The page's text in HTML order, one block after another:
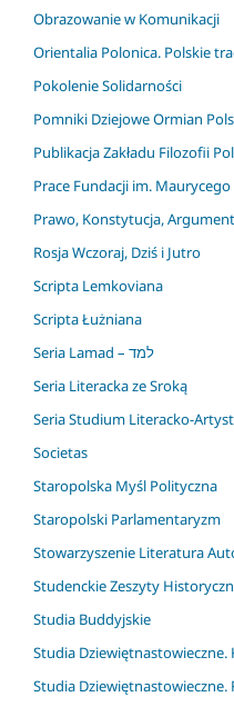
Obrazowanie w Komunikacji
Orientalia Polonica. Polskie
Pokolenie Solidarności
Pomniki Dziejowe Ormian
Publikacja Zakładu Filozofii
Prace Fundacji im.
Prawo, Konstytucja,
Rosja Wczoraj, Dziś i Jutro
Scripta Lemkoviana
Scripta Łużniana
Seria Lamad – למד
Seria Literacka ze Sroką
Seria Studium Literacko-
Societas
Staropolska Myśl Polityczna
Staropolski Parlamentaryzm
Stowarzyszenie Literatura
Studenckie Zeszyty
Studia Buddyjskie
Studia Dziewiętnastowieczne.
Studia Dziewiętnastowieczne.